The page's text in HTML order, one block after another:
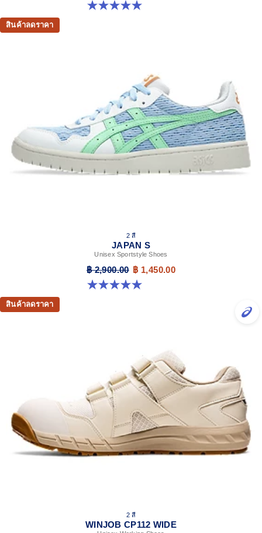
5.0 จาก 5 ดาว 3 รีวิว
สินค้าลดราคา
2 สี
JAPAN S
Unisex Sportstyle Shoes
฿ 2,900.00 ฿ 1,450.00
5.0 จาก 5 ดาว 8 รีวิว
สินค้าลดราคา
2 สี
WINJOB CP112 WIDE